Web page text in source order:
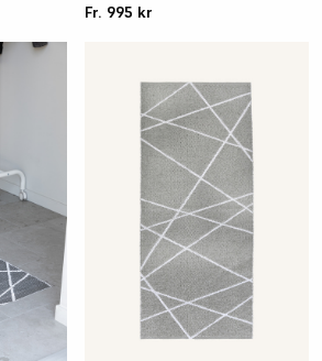
Fr. 995 kr